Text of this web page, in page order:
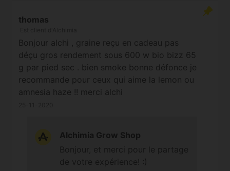
thomas
Bonjour alchi , graine reçu en cadeau pas
déçu gros rendement sous 600 w bio bizz 65
g par pied sec . bien smoke bonne défonce je
recommande pour ceux qui aime la lemon ou
amnesia haze !! merci alchi
Alchimia Grow Shop